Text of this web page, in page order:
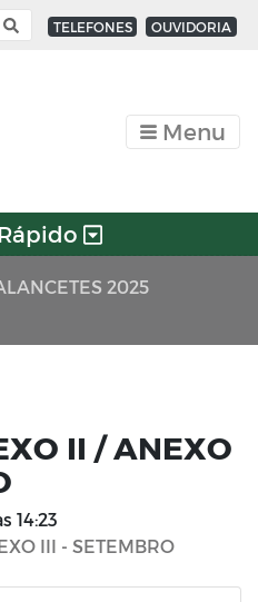
TELEFONES OUVIDORIA
Menu
2025
II / ANEXO
14:23
III - SETEMBRO